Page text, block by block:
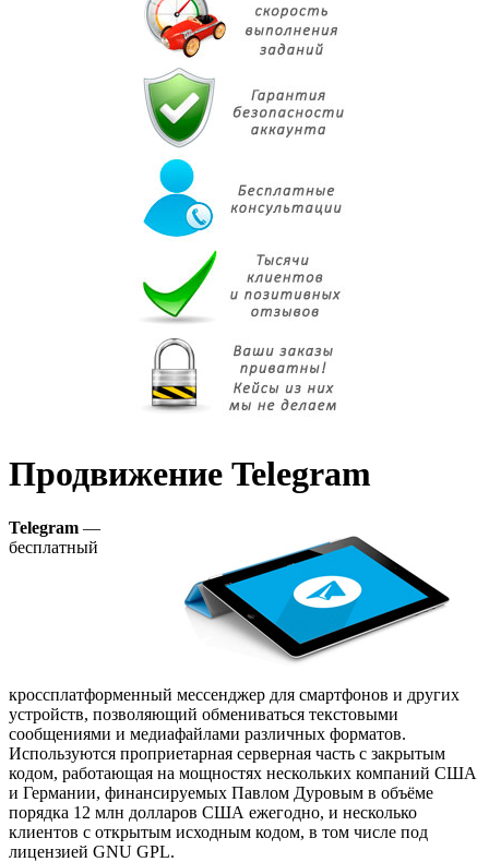
Продвижение Telegram
Telegram —
бесплатный
кроссплатформенный мессенджер для смартфонов и других
устройств, позволяющий обмениваться текстовыми
сообщениями и медиафайлами различных форматов.
Используются проприетарная серверная часть c закрытым
кодом, работающая на мощностях нескольких компаний США
и Германии, финансируемых Павлом Дуровым в объёме
порядка 12 млн долларов США ежегодно, и несколько
клиентов с открытым исходным кодом, в том числе под
лицензией GNU GPL.